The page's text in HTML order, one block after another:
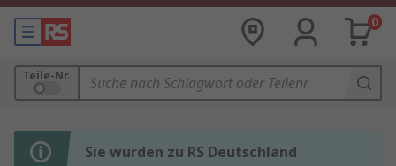
0
Teile-Nr.
Sie wurden zu RS Deutschland